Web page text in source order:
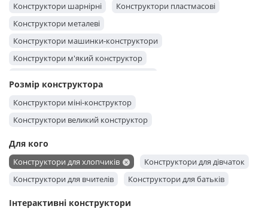
Конструктори шарнірні
Конструктори пластмасові
Конструктори металеві
Конструктори машинки-конструктори
Конструктори м'який конструктор
Конструктори конструктор-липучка
Конструктори конструктор-будинок
Конструктори з дрібними деталями
Конструктори з великими деталями
Конструктори будівельні
Конструктори 3D конструктор із дерева
Розмір конструктора
Конструктори міні-конструктор
Конструктори великий конструктор
Для кого
Конструктори для хлопчиків
Конструктори для дівчаток
Конструктори для вчителів
Конструктори для батьків
Інтерактивні конструктори